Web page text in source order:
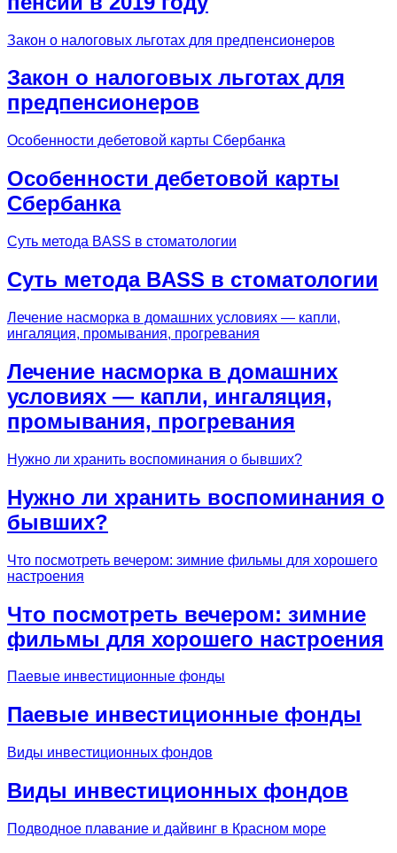
Закон о налоговых льготах для предпенсионеров
Закон о налоговых льготах для
предпенсионеров
Особенности дебетовой карты Сбербанка
Особенности дебетовой карты
Сбербанка
Суть метода BASS в стоматологии
Суть метода BASS в стоматологии
Лечение насморка в домашних условиях — капли,
ингаляция, промывания, прогревания
Лечение насморка в домашних
условиях — капли, ингаляция,
промывания, прогревания
Нужно ли хранить воспоминания о бывших?
Нужно ли хранить воспоминания о
бывших?
Что посмотреть вечером: зимние фильмы для хорошего
настроения
Что посмотреть вечером: зимние
фильмы для хорошего настроения
Паевые инвестиционные фонды
Паевые инвестиционные фонды
Виды инвестиционных фондов
Виды инвестиционных фондов
Подводное плавание и дайвинг в Красном море